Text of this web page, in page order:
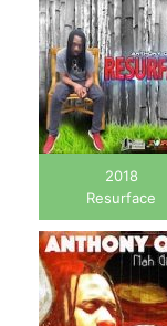
2018
Resurface